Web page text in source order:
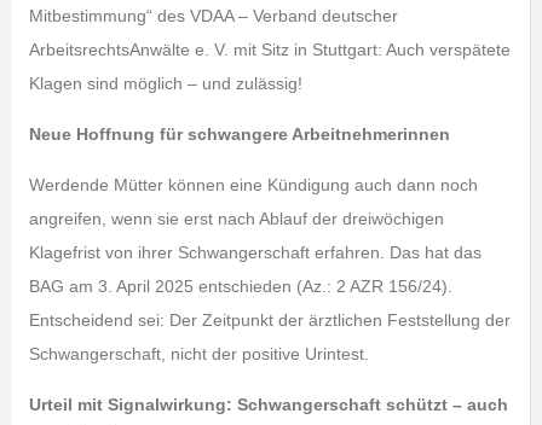
Mitbestimmung“ des VDAA – Verband deutscher
ArbeitsrechtsAnwälte e. V. mit Sitz in Stuttgart: Auch verspätete
Klagen sind möglich – und zulässig!
Neue Hoffnung für schwangere Arbeitnehmerinnen
Werdende Mütter können eine Kündigung auch dann noch
angreifen, wenn sie erst nach Ablauf der dreiwöchigen
Klagefrist von ihrer Schwangerschaft erfahren. Das hat das
BAG am 3. April 2025 entschieden (Az.: 2 AZR 156/24).
Entscheidend sei: Der Zeitpunkt der ärztlichen Feststellung der
Schwangerschaft, nicht der positive Urintest.
Urteil mit Signalwirkung: Schwangerschaft schützt – auch